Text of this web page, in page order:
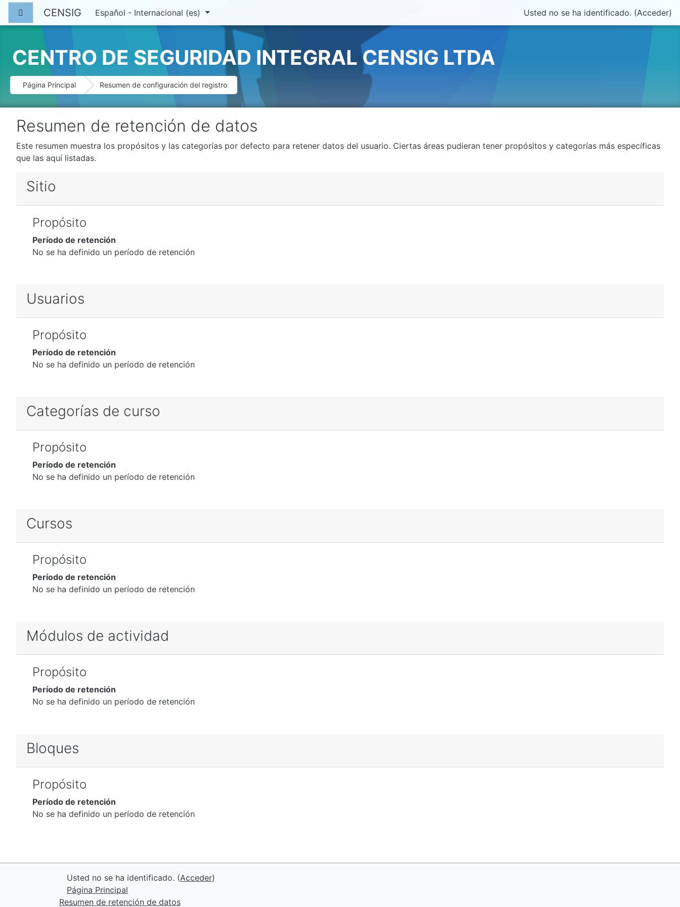
Salta al contenido principal
Panel lateral
CENSIG Español - Internacional ‎(es)‎ Usted no se ha identificado. (Acceder)
CENTRO DE SEGURIDAD INTEGRAL CENSIG LTDA
Página Principal Resumen de configuración del registro
Resumen de retención de datos
Este resumen muestra los propósitos y las categorías por defecto para retener datos del usuario. Ciertas áreas pudieran tener propósitos y categorías más específicas
que las aquí listadas.
Sitio
Propósito
Período de retención
No se ha definido un período de retención
Usuarios
Propósito
Período de retención
No se ha definido un período de retención
Categorías de curso
Propósito
Período de retención
No se ha definido un período de retención
Cursos
Propósito
Período de retención
No se ha definido un período de retención
Módulos de actividad
Propósito
Período de retención
No se ha definido un período de retención
Bloques
Propósito
Período de retención
No se ha definido un período de retención
Usted no se ha identificado. (Acceder)
Página Principal
Resumen de retención de datos